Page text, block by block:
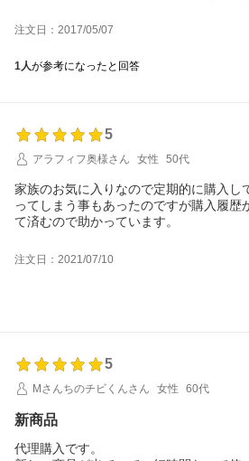
注文日：2017/05/07
1人が参考になったと回答
5
アラフィフ奥様さん
女性 50代
家族のお気に入りなので定期的に購入し
ってしまう事もあったのですが購入履歴
て済むので助かっています。
注文日：2021/07/10
5
Mさんちのチビくんさん
女性 60代
新商品
代理購入です。